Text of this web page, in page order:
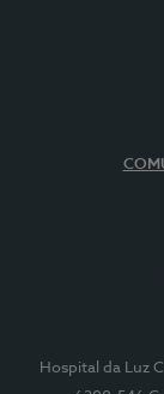
Hospital da Luz